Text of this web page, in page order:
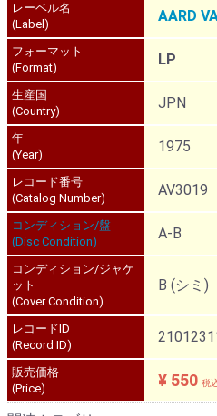
レーベル名
(Label)
AARD
フォーマット
(Format)
LP
生産国
(Country)
JPN
年
(Year)
1975
レコード番号
(Catalog Number)
AV3019
コンディション/盤
(Disc Condition)
A-B
コンディション/ジャケ
ット
(Cover Condition)
B (シミ)
レコードID
(Record ID)
販売価格
(Price)
¥ 550 税